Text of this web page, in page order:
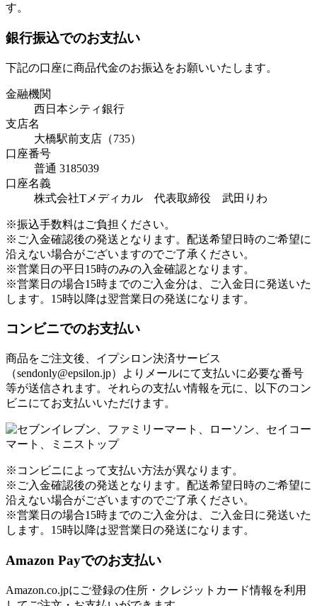
す。
銀行振込でのお支払い
下記の口座に商品代金のお振込をお願いいたします。
金融機関
西日本シティ銀行
支店名
大橋駅前支店（735）
口座番号
普通 3185039
口座名義
株式会社Tメディカル 代表取締役 武田りわ
※振込手数料はご負担ください。
※ご入金確認後の発送となります。配送希望日時のご希望に
沿えない場合がございますのでご了承ください。
※営業日の平日15時のみの入金確認となります。
※営業日の場合15時までのご入金分は、ご入金日に発送いた
します。15時以降は翌営業日の発送になります。
コンビニでのお支払い
商品をご注文後、イプシロン決済サービス
（sendonly@epsilon.jp）よりメールにて支払いに必要な番号
等が送信されます。それらの支払い情報を元に、以下のコン
ビニにてお支払いいただけます。
※コンビニによって支払い方法が異なります。
※ご入金確認後の発送となります。配送希望日時のご希望に
沿えない場合がございますのでご了承ください。
※営業日の場合15時までのご入金分は、ご入金日に発送いた
します。15時以降は翌営業日の発送になります。
Amazon Payでのお支払い
Amazon.co.jpにご登録の住所・クレジットカード情報を利用